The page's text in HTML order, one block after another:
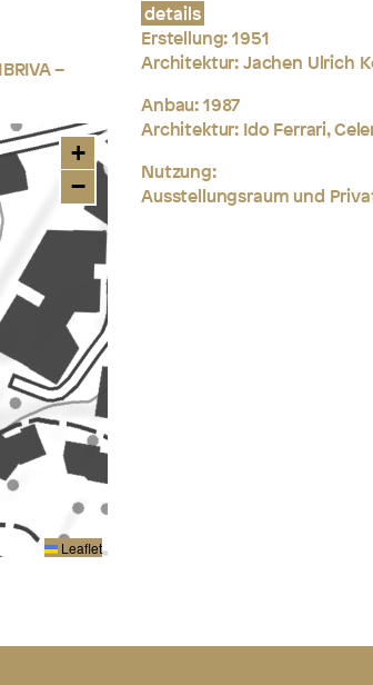
details
Erstellung: 1951
Architektur: Jachen Ulrich
Anbau: 1987
Architektur: Ido Ferrari,
Nutzung:
Ausstellungsraum und
–
+
−
Leaflet